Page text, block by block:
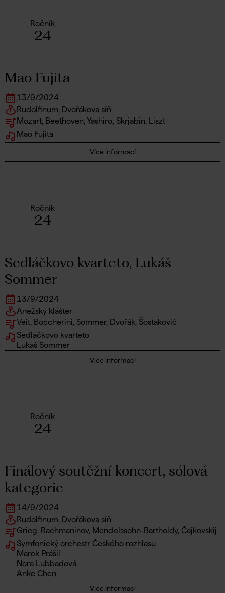
Ročník
24
Mao Fujita
13/9/2024
Rudolfinum, Dvořákova síň
Mozart, Beethoven, Yashiro, Skrjabin, Liszt
Mao Fujita
Více informací
Ročník
24
Sedláčkovo kvarteto, Lukáš
Sommer
13/9/2024
Anežský klášter
Veit, Boccherini, Sommer, Dvořák, Šostakovič
Sedláčkovo kvarteto
Lukáš Sommer
Více informací
Ročník
24
Finálový soutěžní koncert, sólová
kategorie
14/9/2024
Rudolfinum, Dvořákova síň
Grieg, Rachmaninov, Mendelssohn-Bartholdy, Čajkovskij
Symfonický orchestr Českého rozhlasu
Marek Prášil
Nora Lubbadová
Anke Chen
Více informací